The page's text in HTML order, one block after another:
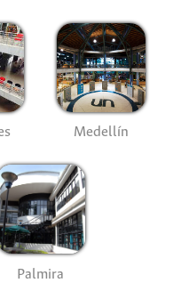
Medellín
Palmira